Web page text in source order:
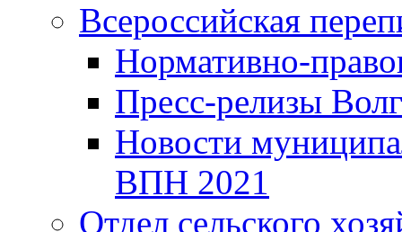
Всероссийская
Нормативно-
Пресс-релизы
Новости
ВПН 2021
Отдел сельского